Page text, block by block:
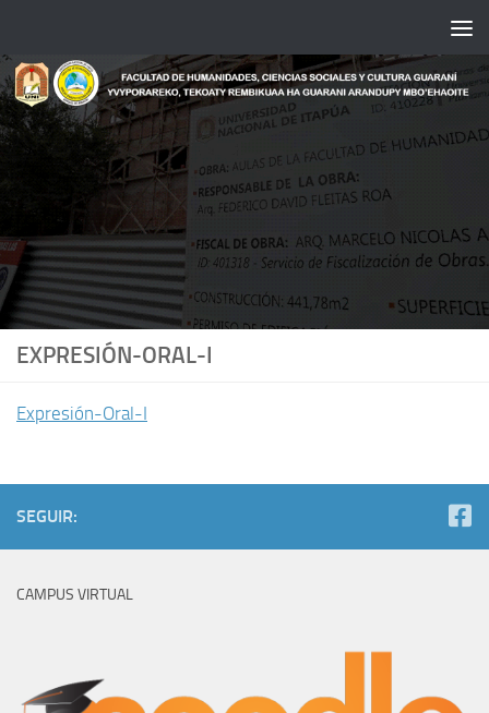
EXPRESIÓN-ORAL-I
Expresión-Oral-I
SEGUIR:
CAMPUS VIRTUAL